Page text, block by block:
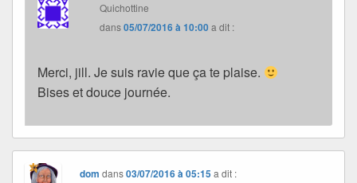
Quichottine
dans05/07/2016 à 10:00a dit :
Merci, jill. Je suis ravie que ça te plaise.
Bises et douce journée.
dom dans03/07/2016 à 05:15 a dit :